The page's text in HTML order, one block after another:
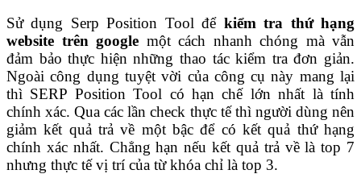
Sử dụng Serp Position Tool để kiểm tra thứ hạng
website trên google một cách nhanh chóng mà vẫn
đảm bảo thực hiện những thao tác kiểm tra đơn giản.
Ngoài công dụng tuyệt vời của công cụ này mang lại
thì SERP Position Tool có hạn chế lớn nhất là tính
chính xác. Qua các lần check thực tế thì người dùng nên
giảm kết quả trả về một bậc để có kết quả thứ hạng
chính xác nhất. Chẳng hạn nếu kết quả trả về là top 7
nhưng thực tế vị trí của từ khóa chỉ là top 3.